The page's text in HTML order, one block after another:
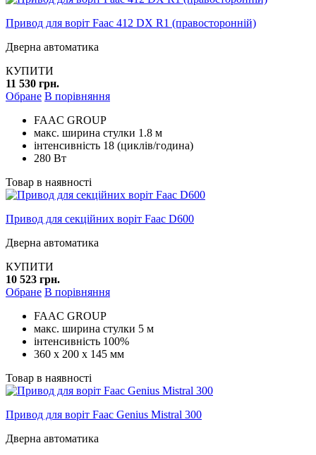
Привод для воріт Faac 412 DX R1 (правосторонній)
Дверна автоматика
КУПИТИ
11 530 грн.
Обране В порівняння
FAAC GROUP
макс. ширина стулки 1.8 м
інтенсивність 18 (циклів/година)
280 Вт
Товар в наявності
Привод для секційних воріт Faac D600
Дверна автоматика
КУПИТИ
10 523 грн.
Обране В порівняння
FAAC GROUP
макс. ширина стулки 5 м
інтенсивність 100%
360 x 200 x 145 мм
Товар в наявності
Привод для воріт Faac Genius Mistral 300
Дверна автоматика